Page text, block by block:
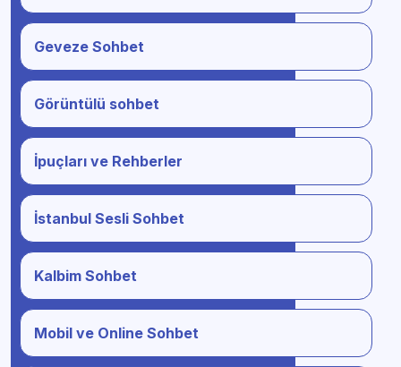
Geveze Sohbet
Görüntülü sohbet
İpuçları ve Rehberler
İstanbul Sesli Sohbet
Kalbim Sohbet
Mobil ve Online Sohbet